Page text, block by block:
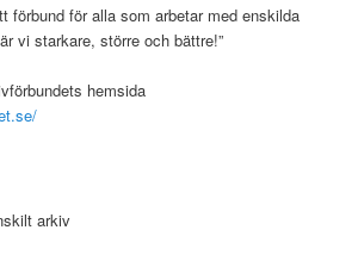
förbund för alla som arbetar med enskilda
vi starkare, större och bättre!”
hemsida
arkiv